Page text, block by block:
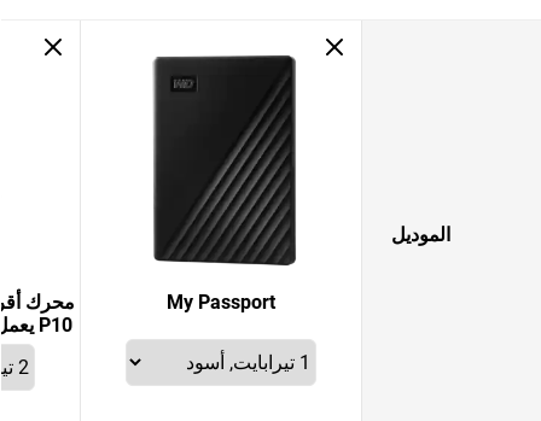
الموديل
My Passport
P10 يعمل مع جهاز PlayStation®